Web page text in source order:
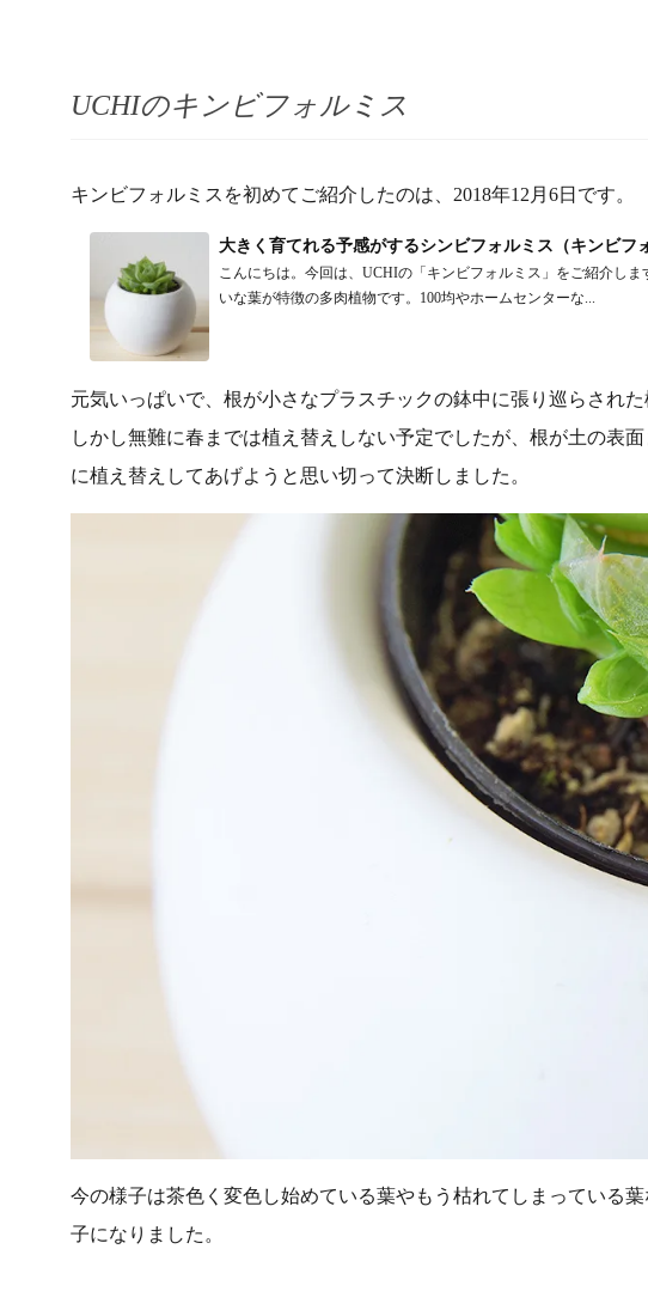
UCHIのキンビフォルミス
キンビフォルミスを初めてご紹介したのは、2018年12月6日です。
大きく育てれる予感がするシンビフォルミス（キンビフ
こんにちは。今回は、UCHIの「キンビフォルミス」をご紹介し
いな葉が特徴の多肉植物です。100均やホームセンターな...
元気いっぱいで、根が小さなプラスチックの鉢中に張り巡らされた
しかし無難に春までは植え替えしない予定でしたが、根が土の表
に植え替えしてあげようと思い切って決断しました。
今の様子は茶色く変色し始めている葉やもう枯れてしまっている
子になりました。